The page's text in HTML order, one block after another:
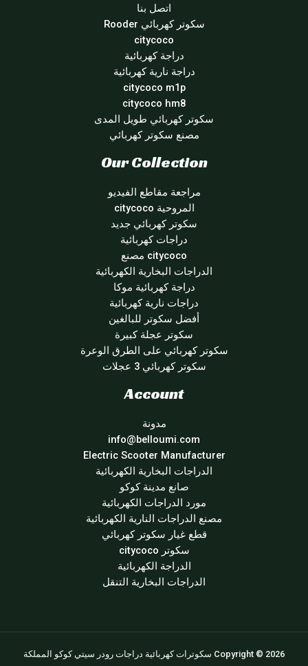
اتصل بنا
سكوتر كهربائي Rooder
citycoco
دراجة كهربائية
دراجة نارية كهربائية
citycoco m1p
citycoco hm8
سكوتر كهربائي طويل المدى
مصنع سكوتر كهربائي
Our Collection
مراجعة مقاطع الفيديو
المروحية citycoco
سكوتر كهربائي جديد
دراجات كهربائية
citycoco مصنع
الدراجات البخارية الكهربائية
دراجة كهربائية موكا
دراجات نارية كهربائية
أفضل سكوتر للبالغين
سكوتر عجلة كبيرة
سكوتر كهربائي على الطرق الوعرة
سكوتر كهربائي 3 عجلات
Account
مدونة
info@belloumi.com
Electric Scooter Manufacturer
الدراجات البخارية الكهربائية
صانع مدينة كوكو
مورد الدراجات الكهربائية
مصنع الدراجات النارية الكهربائية
قطع غيار سكوتر كهربائي
سكوتر citycoco
الدراجة الكهربائية
الدراجات البخارية التنقل
Copyright © 2026 سكوترات كهربائية دراجات رودر سيتي كوكو المملكة